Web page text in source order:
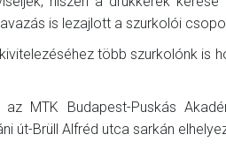
is lezajlott a szurkolói
több szurkolónk is
MTK Budapest-Puskás
út-Brüll Alfréd utca sarkán